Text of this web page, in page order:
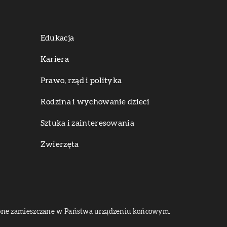
Edukacja
Kariera
Prawo, rząd i polityka
Rodzina i wychowanie dzieci
Sztuka i zainteresowania
Zwierzęta
zamieszczane w Państwa urządzeniu końcowym.